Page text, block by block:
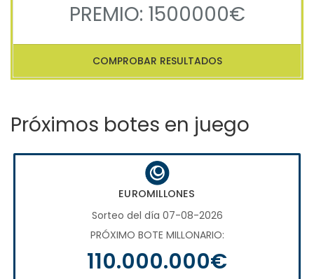
PREMIO: 1500000€
COMPROBAR RESULTADOS
Próximos botes en juego
EUROMILLONES
Sorteo del día 07-08-2026
PRÓXIMO BOTE MILLONARIO:
110.000.000€